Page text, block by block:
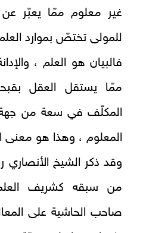
غير معلوم ممّا يعبّر
للمولى تختصّ بموارد
فالبيان هو العلم ،
ممّا يستقل العقل
المكلّف في سعة من جهة
المعلوم ، وهذا هو معنى
وقد ذكر الشيخ
من سبقه كشريف
صاحب الحاشية على